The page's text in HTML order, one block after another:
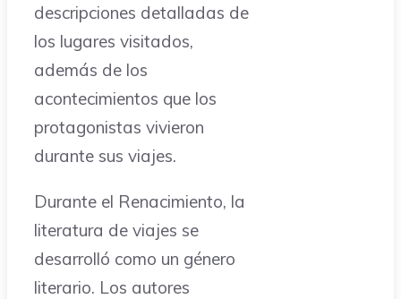
descripciones detalladas de
los lugares visitados,
además de los
acontecimientos que los
protagonistas vivieron
durante sus viajes.
Durante el Renacimiento, la
literatura de viajes se
desarrolló como un género
literario. Los autores